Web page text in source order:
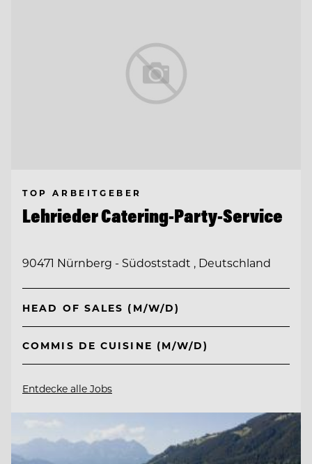
TOP ARBEITGEBER
Lehrieder Catering-Party-Service
90471 Nürnberg - Südoststadt , Deutschland
HEAD OF SALES (M/W/D)
COMMIS DE CUISINE (M/W/D)
Entdecke alle Jobs